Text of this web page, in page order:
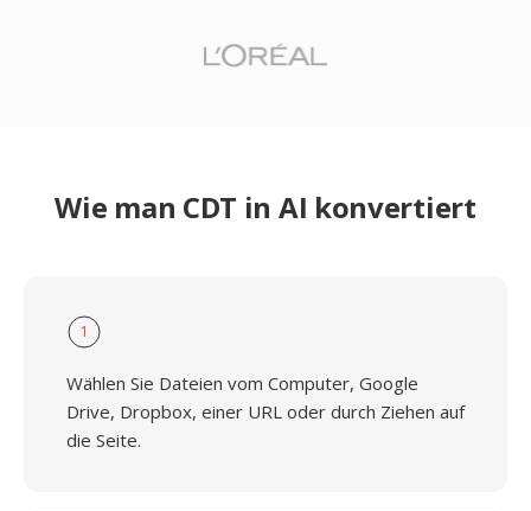
Wie man CDT in AI konvertiert
1
Wählen Sie Dateien vom Computer, Google
Drive, Dropbox, einer URL oder durch Ziehen auf
die Seite.